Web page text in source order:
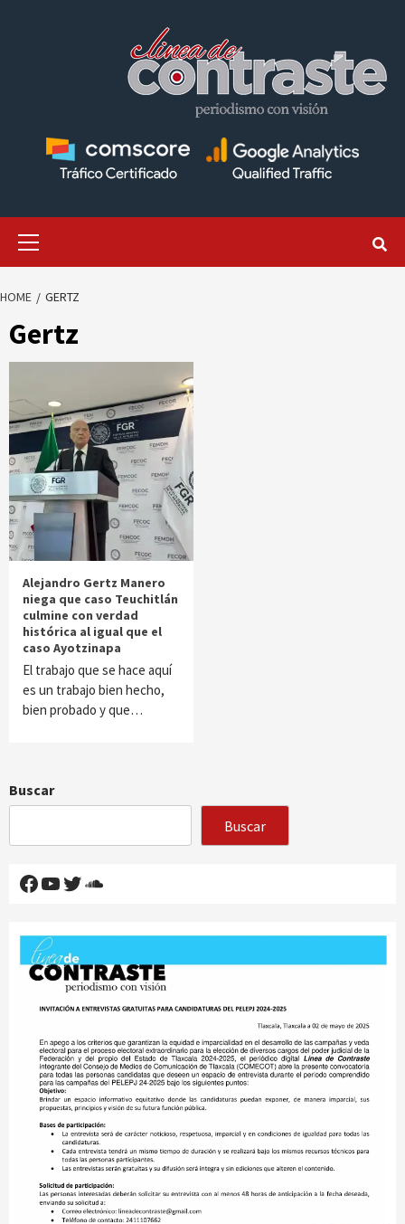
HOME GERTZ
Gertz
Alejandro Gertz Manero
niega que caso Teuchitlán
culmine con verdad
histórica al igual que el
caso Ayotzinapa
El trabajo que se hace aquí
es un trabajo bien hecho,
bien probado y que…
Buscar
Buscar
Facebook
YouTube
Twitter
SoundCloud